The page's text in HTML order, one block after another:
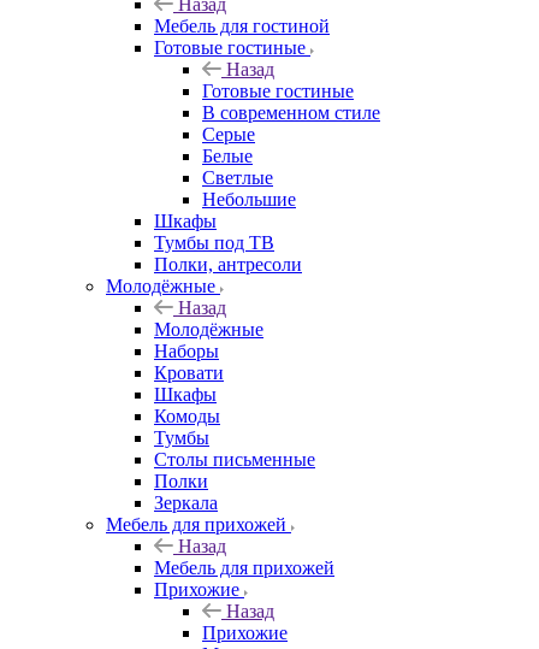
Назад
Мебель для гостиной
Готовые гостиные
Назад
Готовые гостиные
В современном стиле
Серые
Белые
Светлые
Небольшие
Шкафы
Тумбы под ТВ
Полки, антресоли
Молодёжные
Назад
Молодёжные
Наборы
Кровати
Шкафы
Комоды
Тумбы
Столы письменные
Полки
Зеркала
Мебель для прихожей
Назад
Мебель для прихожей
Прихожие
Назад
Прихожие